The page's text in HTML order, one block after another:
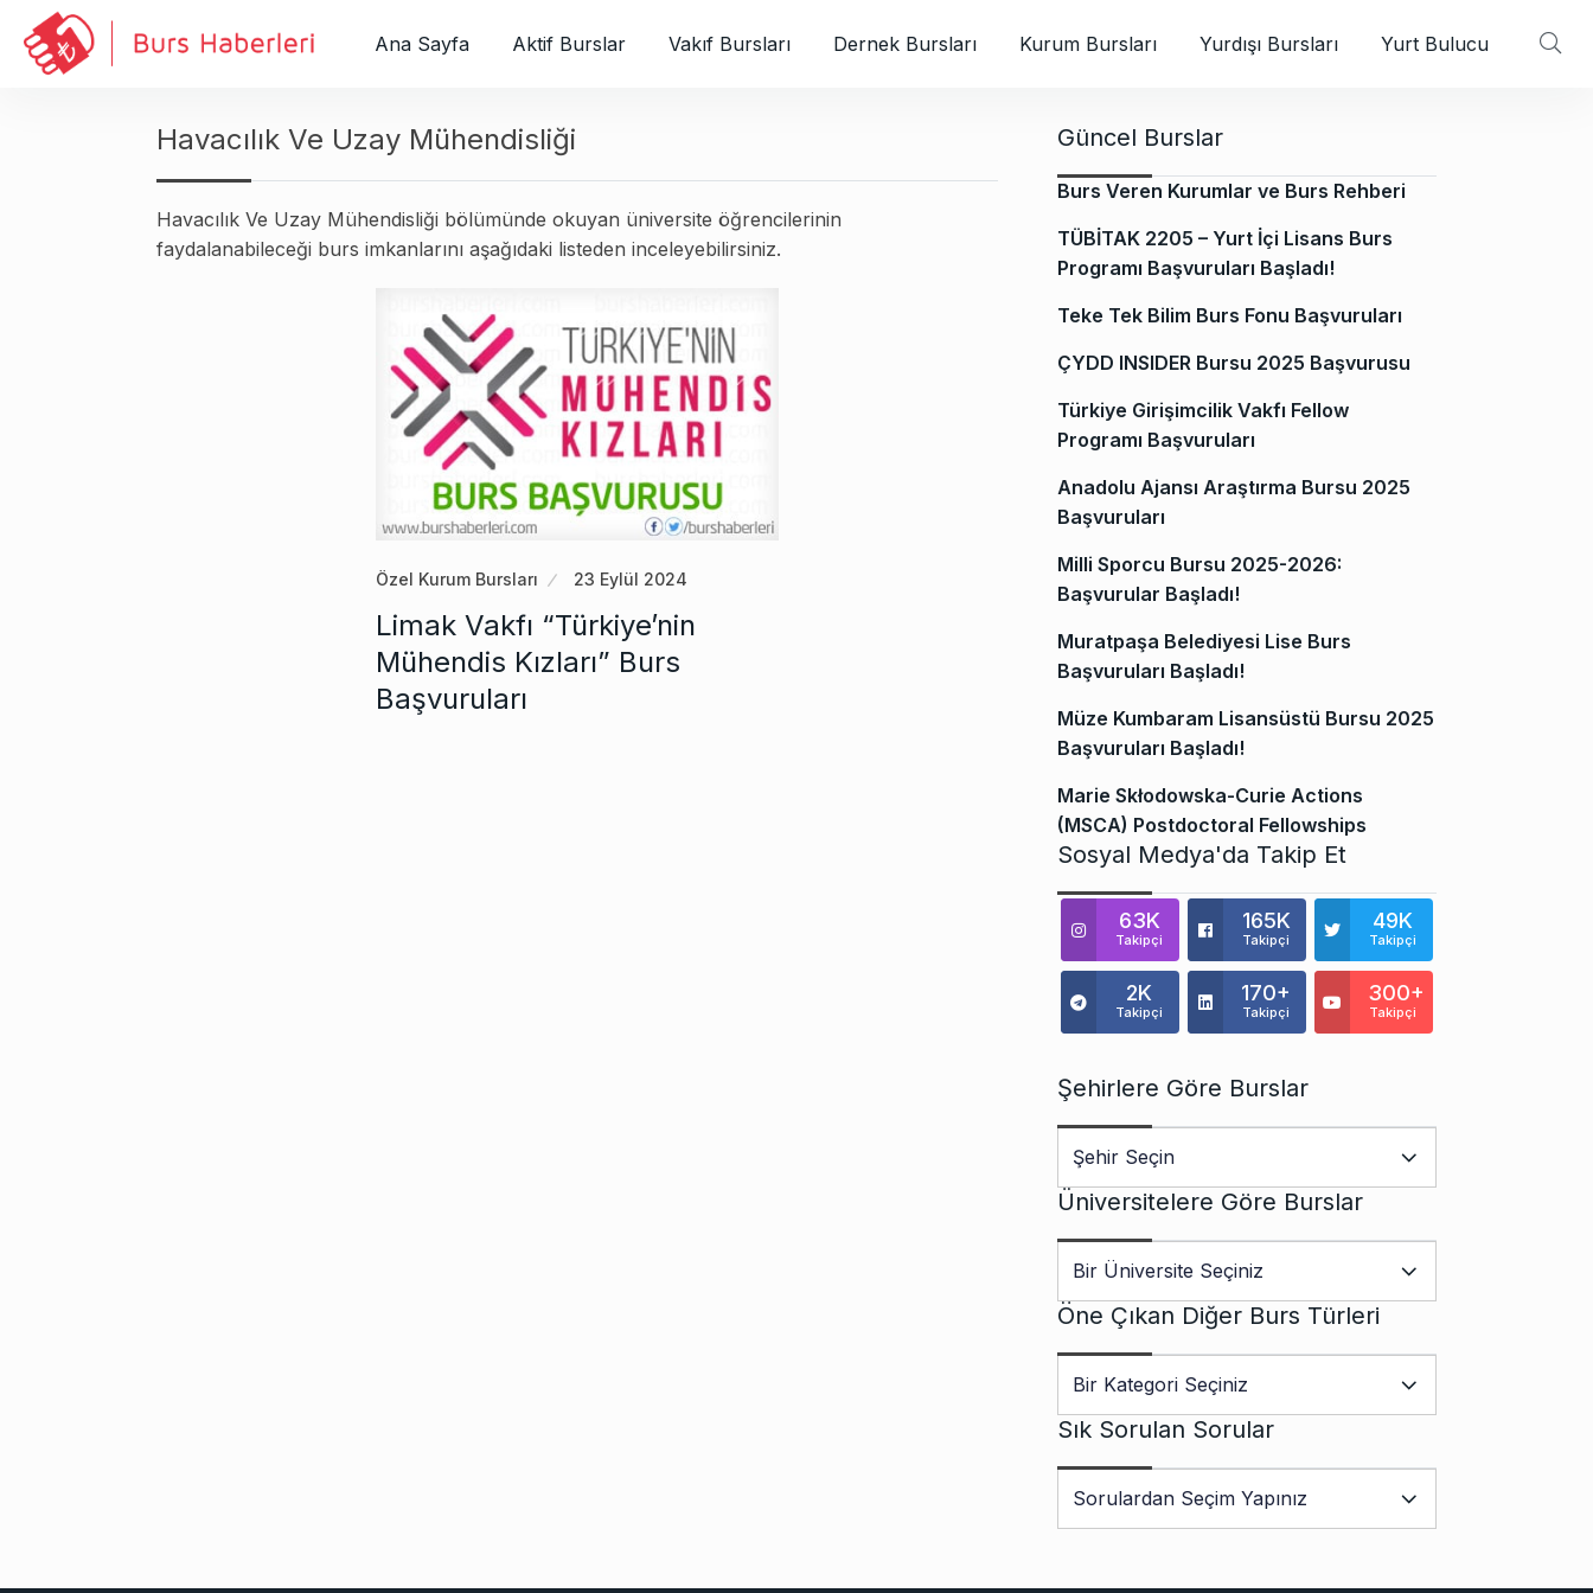
Ana Sayfa Aktif Burslar Vakıf Bursları Dernek Bursları Kurum Bursları Yurdışı Bursları Yurt Bulucu
Havacılık Ve Uzay Mühendisliği
Havacılık Ve Uzay Mühendisliği bölümünde okuyan üniversite öğrencilerinin
faydalanabileceği burs imkanlarını aşağıdaki listeden inceleyebilirsiniz.
Özel Kurum Bursları 23 Eylül 2024
Limak Vakfı “Türkiye’nin
Mühendis Kızları” Burs
Başvuruları
Güncel Burslar
Burs Veren Kurumlar ve Burs Rehberi
TÜBİTAK 2205 – Yurt İçi Lisans Burs
Programı Başvuruları Başladı!
Teke Tek Bilim Burs Fonu Başvuruları
ÇYDD INSIDER Bursu 2025 Başvurusu
Türkiye Girişimcilik Vakfı Fellow
Programı Başvuruları
Anadolu Ajansı Araştırma Bursu 2025
Başvuruları
Milli Sporcu Bursu 2025-2026:
Başvurular Başladı!
Muratpaşa Belediyesi Lise Burs
Başvuruları Başladı!
Müze Kumbaram Lisansüstü Bursu 2025
Başvuruları Başladı!
Marie Skłodowska-Curie Actions
(MSCA) Postdoctoral Fellowships
Sosyal Medya'da Takip Et
63K
Takipçi
165K
Takipçi
49K
Takipçi
2K
Takipçi
170+
Takipçi
300+
Takipçi
Şehirlere Göre Burslar
Üniversitelere Göre Burslar
Öne Çıkan Diğer Burs Türleri
Sık Sorulan Sorular